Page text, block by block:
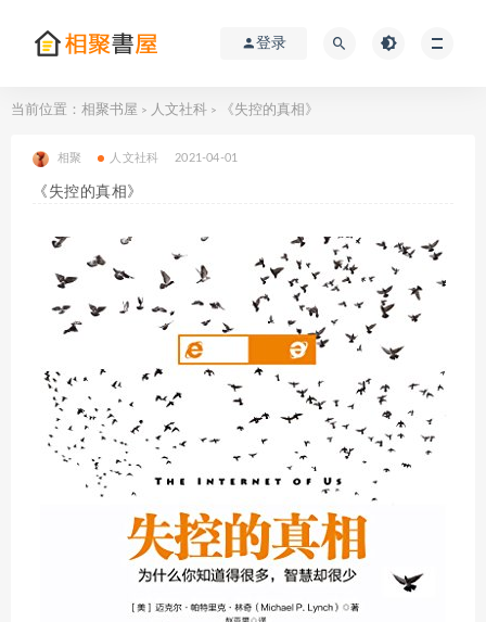
登录
当前位置： 相聚书屋 > 人文社科 > 《失控的真相》
相聚 人文社科 2021-04-01
《失控的真相》